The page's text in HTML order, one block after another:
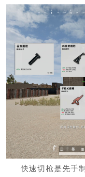
快速切枪是先手